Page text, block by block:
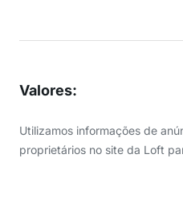
Valores:
Utilizamos informações de
proprietários no site da Loft